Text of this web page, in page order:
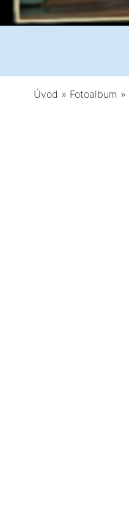
Úvod » Fotoalbum »